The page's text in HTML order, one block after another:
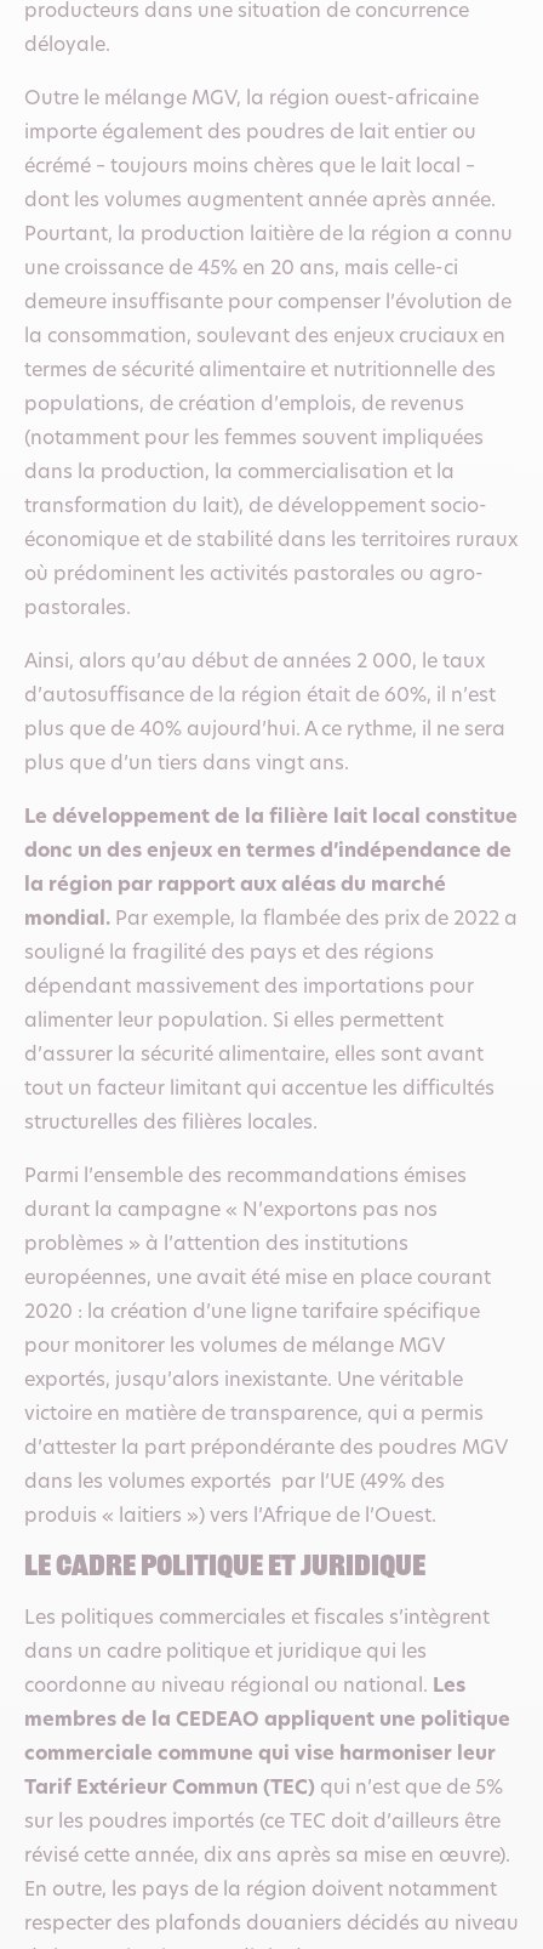
producteurs dans une situation de concurrence
déloyale.
Outre le mélange MGV, la région ouest-africaine
importe également des poudres de lait entier ou
écrémé – toujours moins chères que le lait local –
dont les volumes augmentent année après année.
Pourtant, la production laitière de la région a connu
une croissance de 45% en 20 ans, mais celle-ci
demeure insuffisante pour compenser l’évolution de
la consommation, soulevant des enjeux cruciaux en
termes de sécurité alimentaire et nutritionnelle des
populations, de création d’emplois, de revenus
(notamment pour les femmes souvent impliquées
dans la production, la commercialisation et la
transformation du lait), de développement socio-
économique et de stabilité dans les territoires ruraux
où prédominent les activités pastorales ou agro-
pastorales.
Ainsi, alors qu’au début de années 2 000, le taux
d’autosuffisance de la région était de 60%, il n’est
plus que de 40% aujourd’hui. A ce rythme, il ne sera
plus que d’un tiers dans vingt ans.
Le développement de la filière lait local constitue
donc un des enjeux en termes d’indépendance de
la région par rapport aux aléas du marché
mondial. Par exemple, la flambée des prix de 2022 a
souligné la fragilité des pays et des régions
dépendant massivement des importations pour
alimenter leur population. Si elles permettent
d’assurer la sécurité alimentaire, elles sont avant
tout un facteur limitant qui accentue les difficultés
structurelles des filières locales.
Parmi l’ensemble des recommandations émises
durant la campagne « N’exportons pas nos
problèmes » à l’attention des institutions
européennes, une avait été mise en place courant
2020 : la création d’une ligne tarifaire spécifique
pour monitorer les volumes de mélange MGV
exportés, jusqu’alors inexistante. Une véritable
victoire en matière de transparence, qui a permis
d’attester la part prépondérante des poudres MGV
dans les volumes exportés par l’UE (49% des
produis « laitiers ») vers l’Afrique de l’Ouest.
le cadre politique et juridique
Les politiques commerciales et fiscales s’intègrent
dans un cadre politique et juridique qui les
coordonne au niveau régional ou national. Les
membres de la CEDEAO appliquent une politique
commerciale commune qui vise harmoniser leur
Tarif Extérieur Commun (TEC) qui n’est que de 5%
sur les poudres importés (ce TEC doit d’ailleurs être
révisé cette année, dix ans après sa mise en œuvre).
En outre, les pays de la région doivent notamment
respecter des plafonds douaniers décidés au niveau